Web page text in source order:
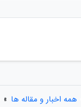
همه اخبار و مقاله ها »